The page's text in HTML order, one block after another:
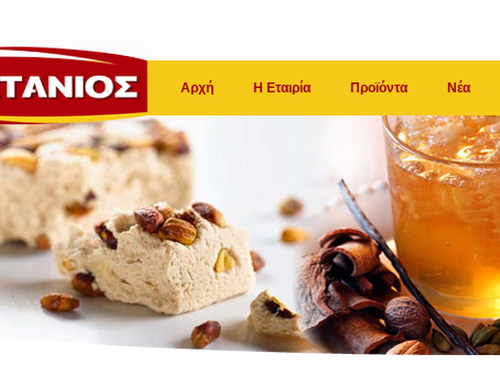
Αρχή Η Εταιρία Προϊόντα Νέα